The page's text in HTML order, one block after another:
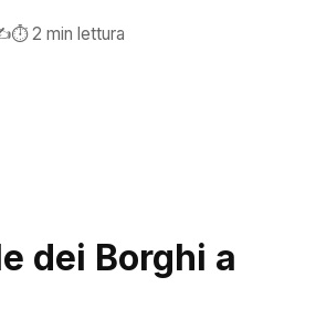
⏱️ 2 min lettura
dei Borghi a